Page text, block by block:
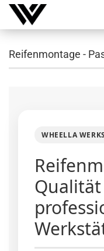
Reifenmontage -
WHEELLA